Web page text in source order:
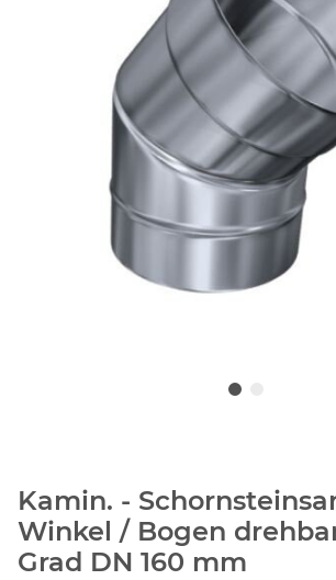
Kamin. -
Winkel / Bogen
Grad DN 160 mm